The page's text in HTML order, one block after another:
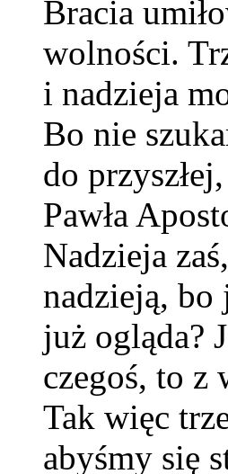
Bracia
wolności.
i nadzieja
Bo nie
do
Pawła
Nadzieja
nadzieją, bo
już ogląda?
czegoś, to z
Tak więc
abyśmy się